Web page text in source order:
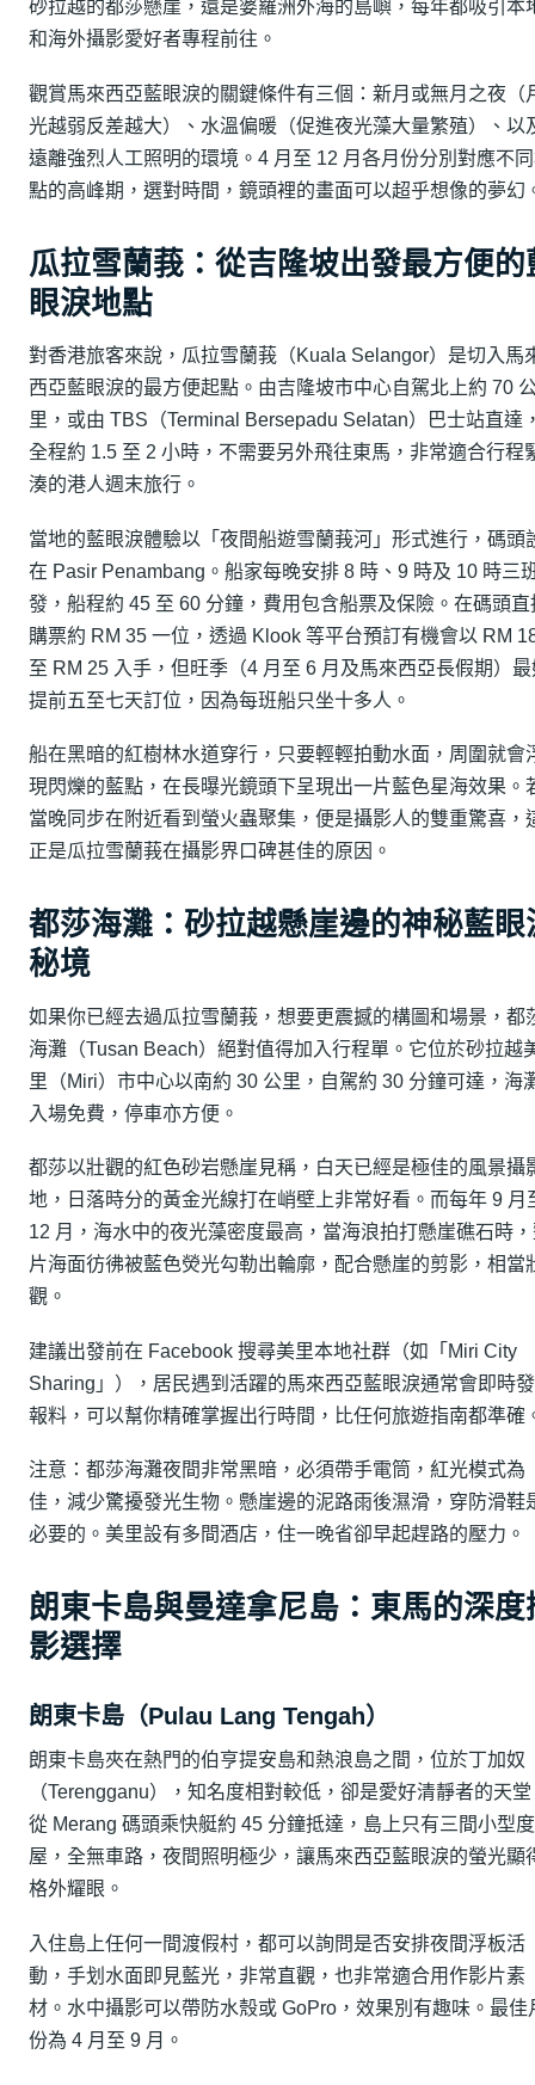
砂拉越的都莎懸崖，還是婆羅洲外海的島嶼，每年都吸引本
和海外攝影愛好者專程前往。
觀賞馬來西亞藍眼淚的關鍵條件有三個：新月或無月之夜（
光越弱反差越大）、水溫偏暖（促進夜光藻大量繁殖）、以
遠離強烈人工照明的環境。4 月至 12 月各月份分別對應不
點的高峰期，選對時間，鏡頭裡的畫面可以超乎想像的夢幻
瓜拉雪蘭莪：從吉隆坡出發最方便的
眼淚地點
對香港旅客來說，瓜拉雪蘭莪（Kuala Selangor）是切入馬
西亞藍眼淚的最方便起點。由吉隆坡市中心自駕北上約 70
里，或由 TBS（Terminal Bersepadu Selatan）巴士站直達
全程約 1.5 至 2 小時，不需要另外飛往東馬，非常適合行程
湊的港人週末旅行。
當地的藍眼淚體驗以「夜間船遊雪蘭莪河」形式進行，碼頭
在 Pasir Penambang。船家每晚安排 8 時、9 時及 10 時三
發，船程約 45 至 60 分鐘，費用包含船票及保險。在碼頭直
購票約 RM 35 一位，透過 Klook 等平台預訂有機會以 RM
至 RM 25 入手，但旺季（4 月至 6 月及馬來西亞長假期）最
提前五至七天訂位，因為每班船只坐十多人。
船在黑暗的紅樹林水道穿行，只要輕輕拍動水面，周圍就會
現閃爍的藍點，在長曝光鏡頭下呈現出一片藍色星海效果。
當晚同步在附近看到螢火蟲聚集，便是攝影人的雙重驚喜，
正是瓜拉雪蘭莪在攝影界口碑甚佳的原因。
都莎海灘：砂拉越懸崖邊的神秘藍眼
秘境
如果你已經去過瓜拉雪蘭莪，想要更震撼的構圖和場景，都
海灘（Tusan Beach）絕對值得加入行程單。它位於砂拉越
里（Miri）市中心以南約 30 公里，自駕約 30 分鐘可達，海
入場免費，停車亦方便。
都莎以壯觀的紅色砂岩懸崖見稱，白天已經是極佳的風景攝
地，日落時分的黃金光線打在峭壁上非常好看。而每年 9 月
12 月，海水中的夜光藻密度最高，當海浪拍打懸崖礁石時
片海面彷彿被藍色熒光勾勒出輪廓，配合懸崖的剪影，相當
觀。
建議出發前在 Facebook 搜尋美里本地社群（如「Miri City
Sharing」），居民遇到活躍的馬來西亞藍眼淚通常會即時
報料，可以幫你精確掌握出行時間，比任何旅遊指南都準確
注意：都莎海灘夜間非常黑暗，必須帶手電筒，紅光模式為
佳，減少驚擾發光生物。懸崖邊的泥路雨後濕滑，穿防滑鞋
必要的。美里設有多間酒店，住一晚省卻早起趕路的壓力。
朗東卡島與曼達拿尼島：東馬的深度
影選擇
朗東卡島（Pulau Lang Tengah）
朗東卡島夾在熱門的伯亨提安島和熱浪島之間，位於丁加奴
（Terengganu），知名度相對較低，卻是愛好清靜者的天
從 Merang 碼頭乘快艇約 45 分鐘抵達，島上只有三間小型
屋，全無車路，夜間照明極少，讓馬來西亞藍眼淚的螢光顯
格外耀眼。
入住島上任何一間渡假村，都可以詢問是否安排夜間浮板活
動，手划水面即見藍光，非常直觀，也非常適合用作影片素
材。水中攝影可以帶防水殼或 GoPro，效果別有趣味。最佳
份為 4 月至 9 月。